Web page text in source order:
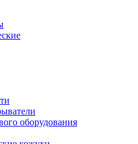
оборудования